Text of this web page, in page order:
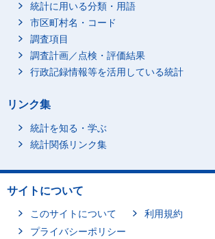
統計に用いる分類・用語
市区町村名・コード
調査項目
調査計画／点検・評価結果
行政記録情報等を活用している統計
リンク集
統計を知る・学ぶ
統計関係リンク集
サイトについて
このサイトについて
利用規約
プライバシーポリシー